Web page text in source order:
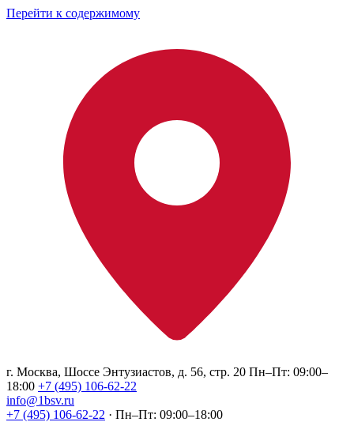
Перейти к содержимому
г. Москва, Шоссе Энтузиастов, д. 56, стр. 20 Пн–Пт: 09:00–
18:00 +7 (495) 106-62-22
info@1bsv.ru
+7 (495) 106-62-22 · Пн–Пт: 09:00–18:00